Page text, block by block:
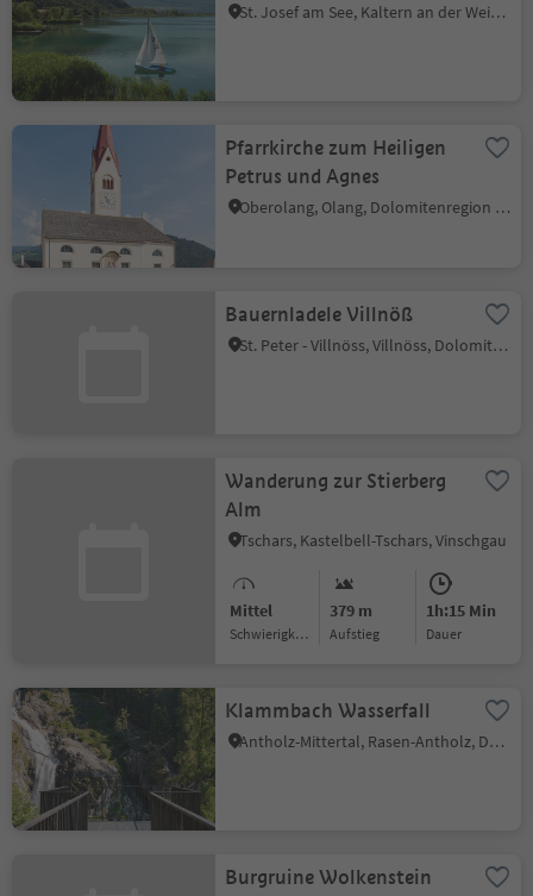
St. Josef am See, Kaltern an der Weinstraße, Südtiroler Weinstraße
Pfarrkirche zum Heiligen
Petrus und Agnes
Oberolang, Olang, Dolomitenregion Kronplatz
Bauernladele Villnöß
St. Peter - Villnöss, Villnöss, Dolomitenregion Lüsen Villnöss
Wanderung zur Stierberg
Alm
Tschars, Kastelbell-Tschars, Vinschgau
Mittel
Schwierigkeitsgrad
379 m
Aufstieg
1h:15 Min
Dauer
Klammbach Wasserfall
Antholz-Mittertal, Rasen-Antholz, Dolomitenregion Kronplatz
Burgruine Wolkenstein